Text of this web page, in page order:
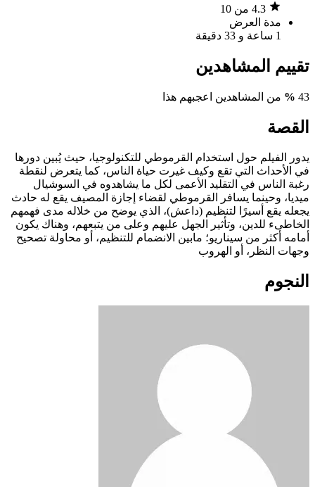
مدة العرض
1 ساعة و 33 دقيقة
تقييم المشاهدين
43
% من المشاهدين اعجبهم هذا
القصة
يدور الفيلم حول استخدام القرموطي للتكنولوجيا، حيث يُبين دورها
في الأحداث التي تقع وكيف غيرت حياة الناس، كما يتعرض لنقطة
رغبة الناس في التقليد الأعمى لكل ما يشاهدوه في السوشيال
ميديا، وحينما يسافر القرموطي لقضاء إجازة المصيف يقع له حادث
يجعله يقع أسيرًا لتنظيم (داعش)، الذي يوضح من خلاله مدى فهمهم
الخاطىء للدين، وتأثير الجهل عليهم وعلى من يتبعهم، وهناك يكون
أمامه أكثر من سيناريو؛ مابين الانضمام للتنظيم، أو محاولة تصحيح
وجهات النظر، أو الهروب
النجوم